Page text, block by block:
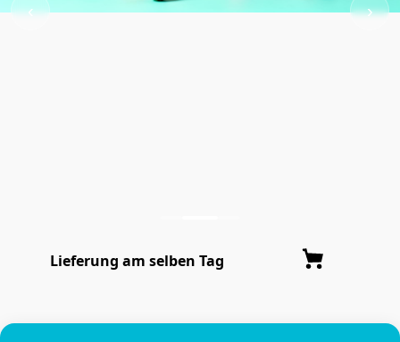
‹ ›
Lieferung am selben Tag